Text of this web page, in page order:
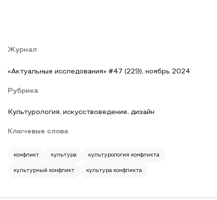
Журнал
«Актуальные исследования» #47 (229), ноябрь 2024
Рубрика
Культурология, искусствоведение, дизайн
Ключевые слова
конфликт культура культурология конфликта
культурный конфликт культура конфликта